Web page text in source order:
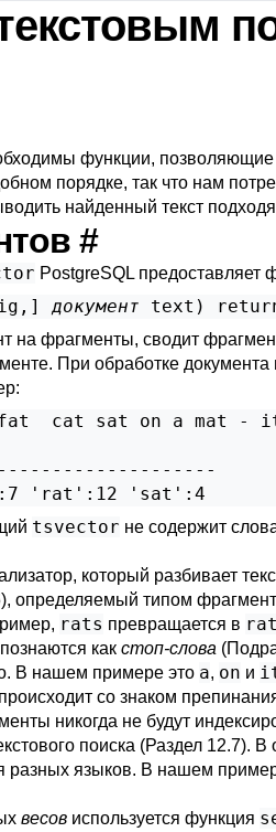
функции, позволяющие
порядке, так что нам
найденный текст
#
PostgreSQL предоставляет
, ] документ text )
на фрагменты, сводит
При обработке документа
fat  cat sat on a mat
tsvector не содержит
который разбивает
), определяемый типом
rats превращается в rat
как стоп-слова (
В нашем примере это a, on и
со знаком
никогда не будут
поиска (Раздел 12.7). В
разных языков. В нашем
весов используется функция